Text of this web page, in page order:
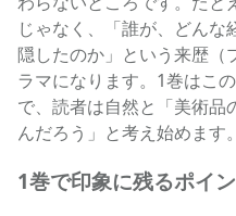
じゃなく、「誰が、どん
隠したのか」という来歴（
ラマになります。1巻はこ
で、読者は自然と「美術品
んだろう」と考え始めます。
1巻で印象に残るポイ